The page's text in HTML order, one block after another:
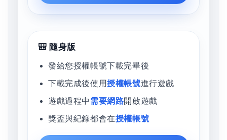
🎒 隨身版
發給您授權帳號下載完畢後
下載完成後使用授權帳號進行遊戲
遊戲過程中 需要網路開啟遊戲
獎盃與紀錄都會在授權帳號